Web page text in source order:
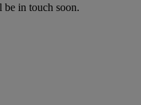
be in touch soon.